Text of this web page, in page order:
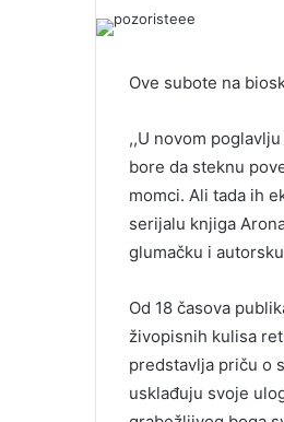
Ove subote na
,,U novom
bore da steknu
momci. Ali tada ih
serijalu knjiga
glumačku i
Od 18 časova
živopisnih kulisa
predstavlja priču o
usklađuju svoje